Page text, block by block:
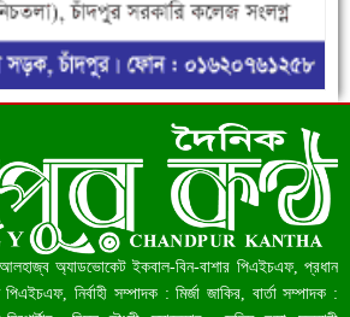
রিজার্ভ
অ্যাডভোকেট ইকবাল-বিন-বাশার পিএইচএফ, প্রধান
নির্বাহী সম্পাদক : মির্জা জাকির, বার্তা সম্পাদক :